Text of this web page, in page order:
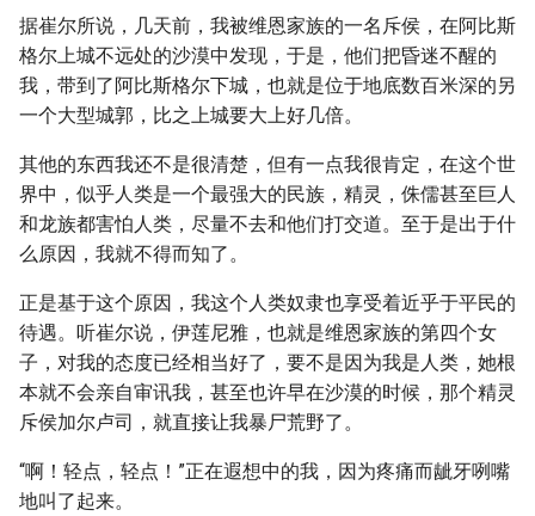
据崔尔所说，几天前，我被维恩家族的一名斥侯，在阿比斯
格尔上城不远处的沙漠中发现，于是，他们把昏迷不醒的
我，带到了阿比斯格尔下城，也就是位于地底数百米深的另
一个大型城郭，比之上城要大上好几倍。
其他的东西我还不是很清楚，但有一点我很肯定，在这个世
界中，似乎人类是一个最强大的民族，精灵，侏儒甚至巨人
和龙族都害怕人类，尽量不去和他们打交道。至于是出于什
么原因，我就不得而知了。
正是基于这个原因，我这个人类奴隶也享受着近乎于平民的
待遇。听崔尔说，伊莲尼雅，也就是维恩家族的第四个女
子，对我的态度已经相当好了，要不是因为我是人类，她根
本就不会亲自审讯我，甚至也许早在沙漠的时候，那个精灵
斥侯加尔卢司，就直接让我暴尸荒野了。
“啊！轻点，轻点！”正在遐想中的我，因为疼痛而龇牙咧嘴
地叫了起来。